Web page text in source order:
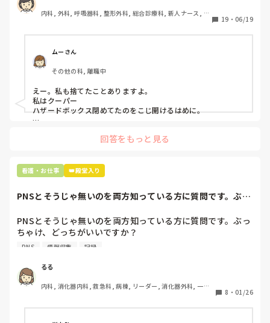
患者に使用した物品は使い捨て、という認識が頭の中にあっ
て…。
プリセプターに
「普通鑷子捨てる！？明らかに使い捨てて良いような安物じ
ゃないよね？」
「そんなミスした新人、あなたが初めてだよ」
と言われました。。
たしかに、よくよく考えてみれば
手術室で使った物品も全部滅菌して使いまわすし、
なんで頭回らなかったんだろう😭
市長さんは、
患者さんに迷惑かけたわけじゃないから大丈夫、
自分が情けなくて情けなくて😭
こんなバカな私をせめて笑い飛ばしてください笑
内科, 外科, 呼吸器科, 整形外科, 総合診療科, 新人ナース, 脳
19 ・ 06/19
ムーさん
その他の科, 離職中
えー。私も捨てたことありますよ。
私はクーパー
ハザードボックス閉めてたのをこじ開けるはめに。
に出しちゃったり。(これは問題か💦)
回答をもっと見る
看護・お仕事 👑殿堂入り
PNSとそうじゃ無いのを両方知っている方に質問です。ぶっ
PNSとそうじゃ無いのを両方知っている方に質問です。ぶっ
ちゃけ、どっちがいいですか？
後、PNSを廃止しました。
私は、そのPNSを廃止した病棟からまだPNSをやっている病
棟に9月に異動してきました。
じざるを得ませんでした。
PNS 情報収集 記録
るる
内科, 消化器内科, 救急科, 病棟, リーダー, 消化器外科, 一般
8 ・ 01/26